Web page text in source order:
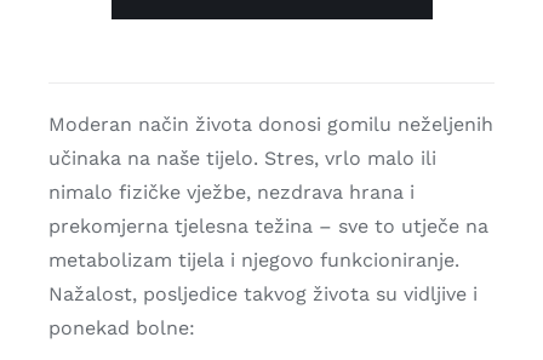
Moderan način života donosi gomilu neželjenih
učinaka na naše tijelo. Stres, vrlo malo ili
nimalo fizičke vježbe, nezdrava hrana i
prekomjerna tjelesna težina – sve to utječe na
metabolizam tijela i njegovo funkcioniranje.
Nažalost, posljedice takvog života su vidljive i
ponekad bolne: